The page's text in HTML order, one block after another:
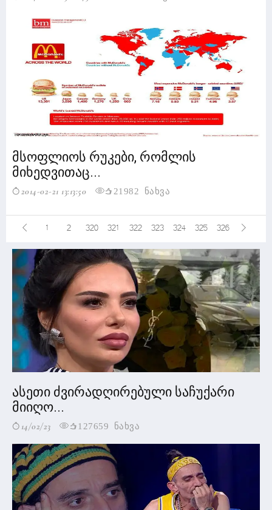
მსოფლიოს რუკები, რომლის
მიხედვითაც...
2014-02-21 13:13:50 21982 ნახვა
1 2 320 321 322 323 324 325 326
ასეთი ძვირადღირებული საჩუქარი
მიიღო...
14/02/23 127659 ნახვა